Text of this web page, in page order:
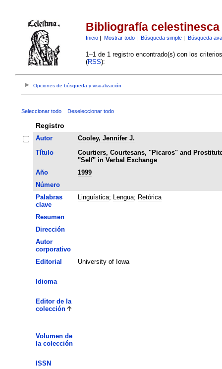
Bibliografía celestinesca
Inicio| Mostrar todo| Búsqueda simple| Búsqueda
1–1 de 1 registro encontrado(s) con los
(RSS):
Opciones de búsqueda y visualización
Seleccionar todo Deseleccionar todo
Registro
Autor
Cooley, Jennifer J.
Título
Courtiers, Courtesans, "Picaros" and
"Self" in Verbal Exchange
Año
1999
Número
Palabras
clave
Lingüística; Lengua; Retórica
Resumen
Dirección
Autor
corporativo
Editorial
University of Iowa
Idioma
Editor de la
colección
Volumen de
la colección
ISSN